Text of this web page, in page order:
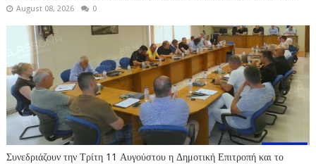
August 08, 2026 0
Συνεδριάζουν την Τρίτη 11 Αυγούστου η Δημοτική Επιτροπή και το